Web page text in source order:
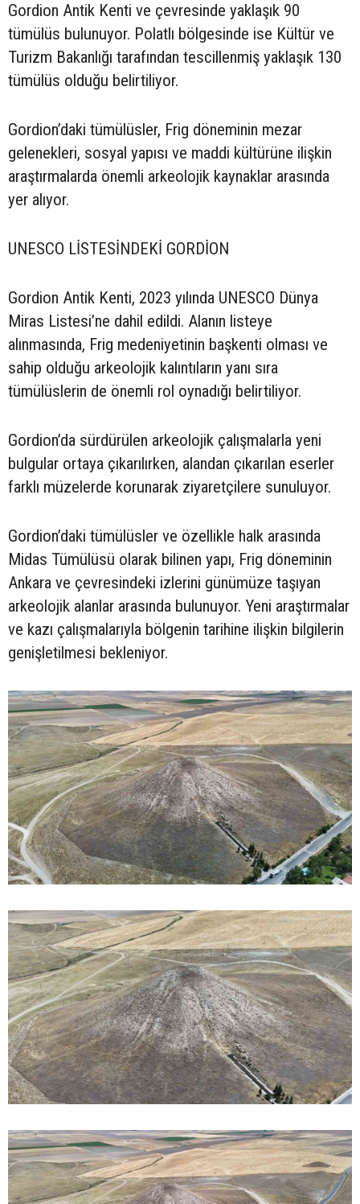
Gordion Antik Kenti ve çevresinde yaklaşık 90
tümülüs bulunuyor. Polatlı bölgesinde ise Kültür ve
Turizm Bakanlığı tarafından tescillenmiş yaklaşık 130
tümülüs olduğu belirtiliyor.
Gordion’daki tümülüsler, Frig döneminin mezar
gelenekleri, sosyal yapısı ve maddi kültürüne ilişkin
araştırmalarda önemli arkeolojik kaynaklar arasında
yer alıyor.
UNESCO LİSTESİNDEKİ GORDİON
Gordion Antik Kenti, 2023 yılında UNESCO Dünya
Miras Listesi’ne dahil edildi. Alanın listeye
alınmasında, Frig medeniyetinin başkenti olması ve
sahip olduğu arkeolojik kalıntıların yanı sıra
tümülüslerin de önemli rol oynadığı belirtiliyor.
Gordion’da sürdürülen arkeolojik çalışmalarla yeni
bulgular ortaya çıkarılırken, alandan çıkarılan eserler
farklı müzelerde korunarak ziyaretçilere sunuluyor.
Gordion’daki tümülüsler ve özellikle halk arasında
Midas Tümülüsü olarak bilinen yapı, Frig döneminin
Ankara ve çevresindeki izlerini günümüze taşıyan
arkeolojik alanlar arasında bulunuyor. Yeni araştırmalar
ve kazı çalışmalarıyla bölgenin tarihine ilişkin bilgilerin
genişletilmesi bekleniyor.